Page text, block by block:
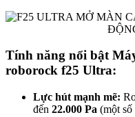
Tính năng nổi bật
roborock f25 Ultra:
Lực hút mạnh mẽ:
đến 22.000 Pa (một